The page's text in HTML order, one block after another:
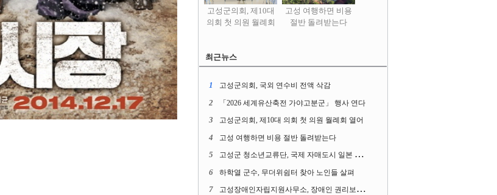
고성군의회, 제10대
의회 첫 의원 월례회
고성 여행하면 비용
절반 돌려받는다
최근뉴스
1 고성군의회, 국외 연수비 전액 삭감
2 「2026 세계유산축전 가야고분군」 행사 연다
3 고성군의회, 제10대 의회 첫 의원 월례회 열어
4 고성 여행하면 비용 절반 돌려받는다
5 고성군 청소년교류단, 국제 자매도시 일본 가사오카시 찾아
6 하학열 군수, 무더위쉼터 찾아 노인들 살펴
7 고성장애인자립지원사무소, 장애인 권리보장 촉구 1인 시위 벌여